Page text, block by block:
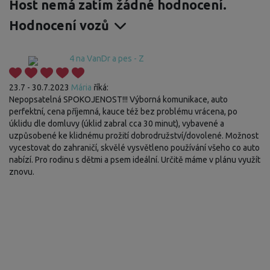
Host nemá zatím žádné hodnocení.
Hodnocení vozů
4 na VanDr a pes - Z
23.7 - 30.7.2023 Mária říká:
Nepopsatelná SPOKOJENOST!!! Výborná komunikace, auto
perfektní, cena příjemná, kauce též bez problému vrácena, po
úklidu dle domluvy (úklid zabral cca 30 minut), vybavené a
uzpůsobené ke klidnému prožití dobrodružství/dovolené. Možnost
vycestovat do zahraničí, skvělé vysvětleno používání všeho co auto
nabízí. Pro rodinu s dětmi a psem ideální. Určitě máme v plánu využít
znovu.